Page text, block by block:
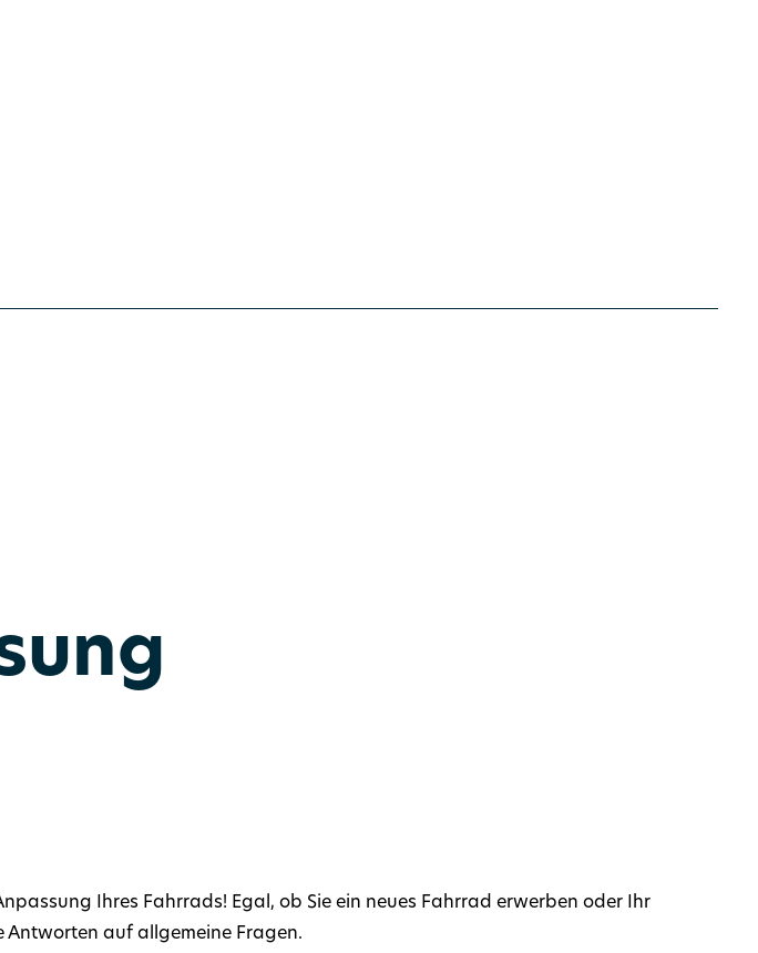
Ihres Fahrrads! Egal, ob Sie ein neues Fahrrad erwerben oder Ihr
Antworten auf allgemeine Fragen.